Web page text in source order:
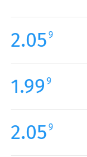
Mittwoch:
Donnerstag:
Samstag:
Sonntag:
2.059
1.99 9
2.059